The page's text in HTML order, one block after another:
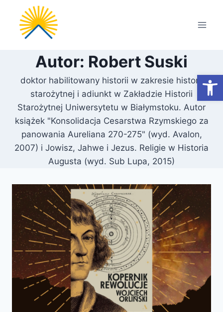
Przejdź
treści
Autor: Robert Suski
doktor habilitowany historii w zakresie historii
starożytnej i adiunkt w Zakładzie Historii
Starożytnej Uniwersytetu w Białymstoku. Autor
książek "Konsolidacja Cesarstwa Rzymskiego za
panowania Aureliana 270-275" (wyd. Avalon,
2007) i Jowisz, Jahwe i Jezus. Religie w Historia
Augusta (wyd. Sub Lupa, 2015)